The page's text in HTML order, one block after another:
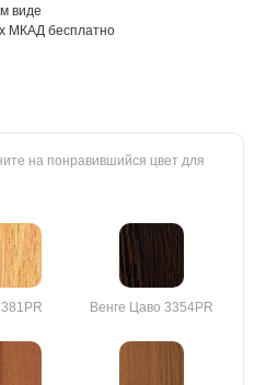
виде
МКАД бесплатно
на понравившийся цвет для
381PR Венге Цаво 3354PR